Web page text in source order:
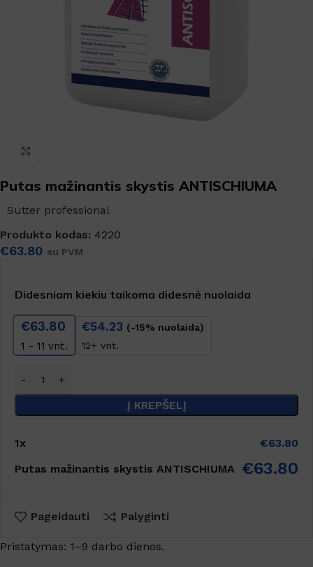
Putas mažinantis skystis ANTISCHIUMA
Sutter professional
Produkto kodas: 4220
€63.80 su PVM
Didesniam kiekiu taikoma didesnė nuolaida
€63.80
1 - 11 vnt.
€54.23 (-15% nuolaida)
12+ vnt.
Į KREPŠELĮ
1x €63.80
Putas mažinantis skystis ANTISCHIUMA
€63.80
Pageidauti Palyginti
Pristatymas: 1–9 darbo dienos.